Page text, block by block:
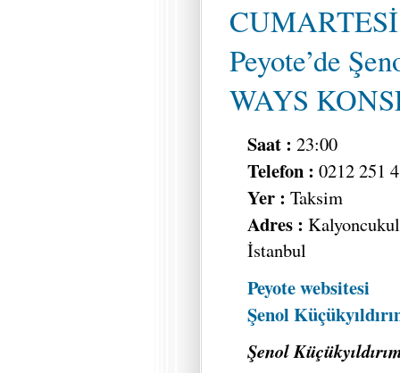
Peyote’de
WAYS
Saat : 23:00
Telefon : 0212 251
Yer : Taksim
Adres :
İstanbul
Peyote websitesi
Şenol
Şenol